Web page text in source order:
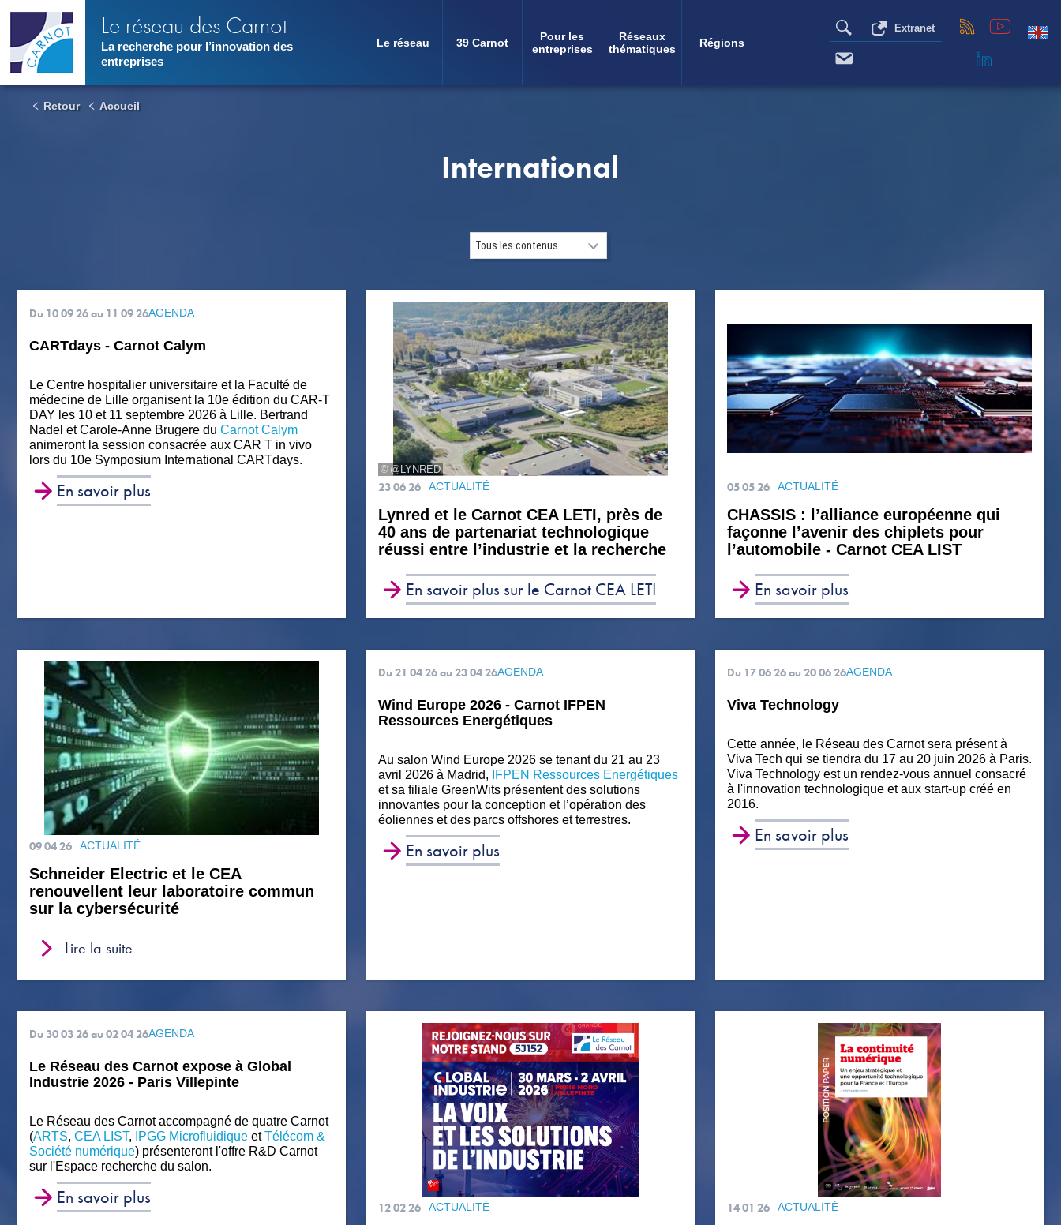
contenu
principal
Le réseau des Carnot
La recherche pour l’innovation des
entreprises
Navigation
principale
Le réseau 39 Carnot
Pour les
entreprises
Réseaux
thématiques
Régions
Extranet
Retour Accueil
International
Du 10 09 26au 11 09 26AGENDA
CARTdays - Carnot Calym
Le Centre hospitalier universitaire et la Faculté de
médecine de Lille organisent la 10e édition du CAR-T
DAY les 10 et 11 septembre 2026 à Lille. Bertrand
Nadel et Carole-Anne Brugere du Carnot Calym
animeront la session consacrée aux CAR T in vivo
lors du 10e Symposium International CARTdays.
En savoir plus
@LYNRED
23 06 26 ACTUALITÉ
Lynred et le Carnot CEA LETI, près de
40 ans de partenariat technologique
réussi entre l’industrie et la recherche
En savoir plus sur le Carnot CEA LETI
05 05 26 ACTUALITÉ
CHASSIS : l’alliance européenne qui
façonne l’avenir des chiplets pour
l’automobile - Carnot CEA LIST
En savoir plus
09 04 26 ACTUALITÉ
Schneider Electric et le CEA
renouvellent leur laboratoire commun
sur la cybersécurité
Lire la suite
Du 21 04 26au 23 04 26AGENDA
Wind Europe 2026 - Carnot IFPEN
Ressources Energétiques
Au salon Wind Europe 2026 se tenant du 21 au 23
avril 2026 à Madrid,
IFPEN Ressources Energétiques
et sa filiale GreenWits présentent des solutions
innovantes pour la conception et l’opération des
éoliennes et des parcs offshores et terrestres.
En savoir plus
Du 17 06 26au 20 06 26AGENDA
Viva Technology
Cette année, le Réseau des Carnot sera présent à
Viva Tech qui se tiendra du 17 au 20 juin 2026 à Paris.
Viva Technology est un rendez-vous annuel consacré
à l'innovation technologique et aux start-up créé en
2016.
En savoir plus
Du 30 03 26au 02 04 26AGENDA
Le Réseau des Carnot expose à Global
Industrie 2026 - Paris Villepinte
Le Réseau des Carnot accompagné de quatre Carnot
(ARTS, CEA LIST, IPGG Microfluidique etTélécom &
Société numérique) présenteront l'offre R&D Carnot
sur l'Espace recherche du salon.
En savoir plus
12 02 26 ACTUALITÉ 14 01 26 ACTUALITÉ